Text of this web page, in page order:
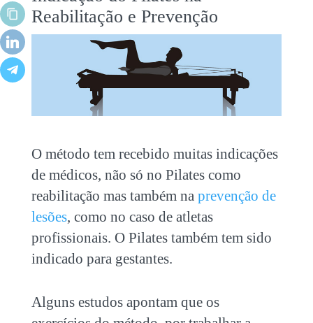
Reabilitação e Prevenção
O método tem recebido muitas indicações
de médicos, não só no Pilates como
reabilitação mas também na prevenção de
lesões, como no caso de atletas
profissionais. O Pilates também tem sido
indicado para gestantes.
Alguns estudos apontam que os